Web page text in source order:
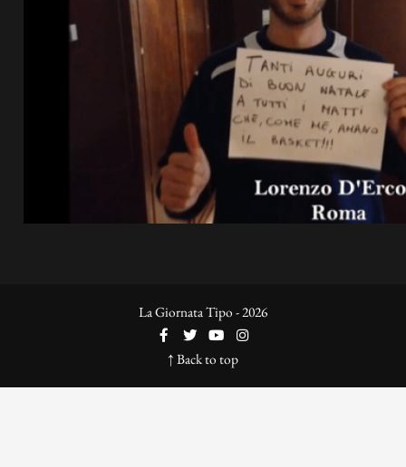
La Giornata Tipo - 2026
↑ Back to top